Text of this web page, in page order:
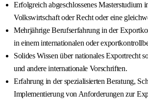
Erfolgreich abgeschlossenes Masterstudium
Volkswirtschaft oder Recht oder eine
Mehrjährige Berufserfahrung in der
in einem internationalen oder
Solides Wissen über nationales Exportrecht
und andere internationale Vorschriften.
Erfahrung in der spezialisierten Beratung,
Implementierung von Anforderungen zur